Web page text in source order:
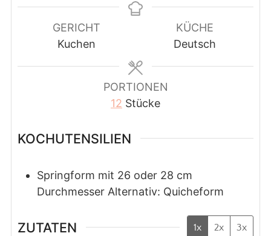
GERICHT
Kuchen
KÜCHE
Deutsch
PORTIONEN
12 Stücke
KOCHUTENSILIEN
Springform mit 26 oder 28 cm
Durchmesser Alternativ: Quicheform
ZUTATEN 1x 2x 3x